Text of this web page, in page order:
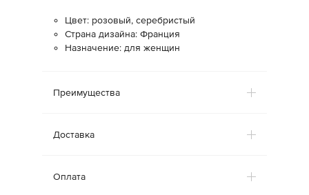
Цвет: розовый, серебристый
Страна дизайна: Франция
Назначение: для женщин
Преимущества
Доставка
Оплата